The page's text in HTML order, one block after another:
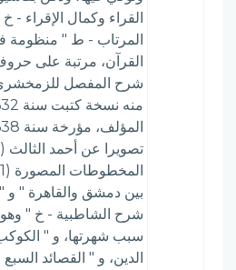
القراء وكمال الإقراء -
المرتاب - ط " منظومة
القرآن، مرتبة على
شرح المفصل للزمخشري
بين دمشق والقاهرة "
شرح الشاطبية - خ "
سبب شهرتها، و "
الدين، و " القصائد